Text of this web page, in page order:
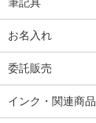
お名入れ
委託販売
インク・関連商品